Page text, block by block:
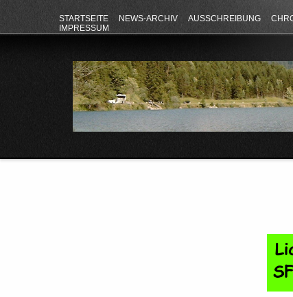
STARTSEITE NEWS-ARCHIV AUSSCHREIBUNG
IMPRESSUM